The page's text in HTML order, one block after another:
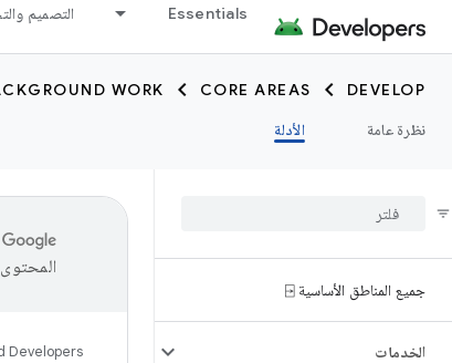
Essentials التصميم
DEVELOP
CORE AREAS
WORK
نظرة عامة
الأدلة
جميع المناطق الأساسية ⍈
الخدمات Developers